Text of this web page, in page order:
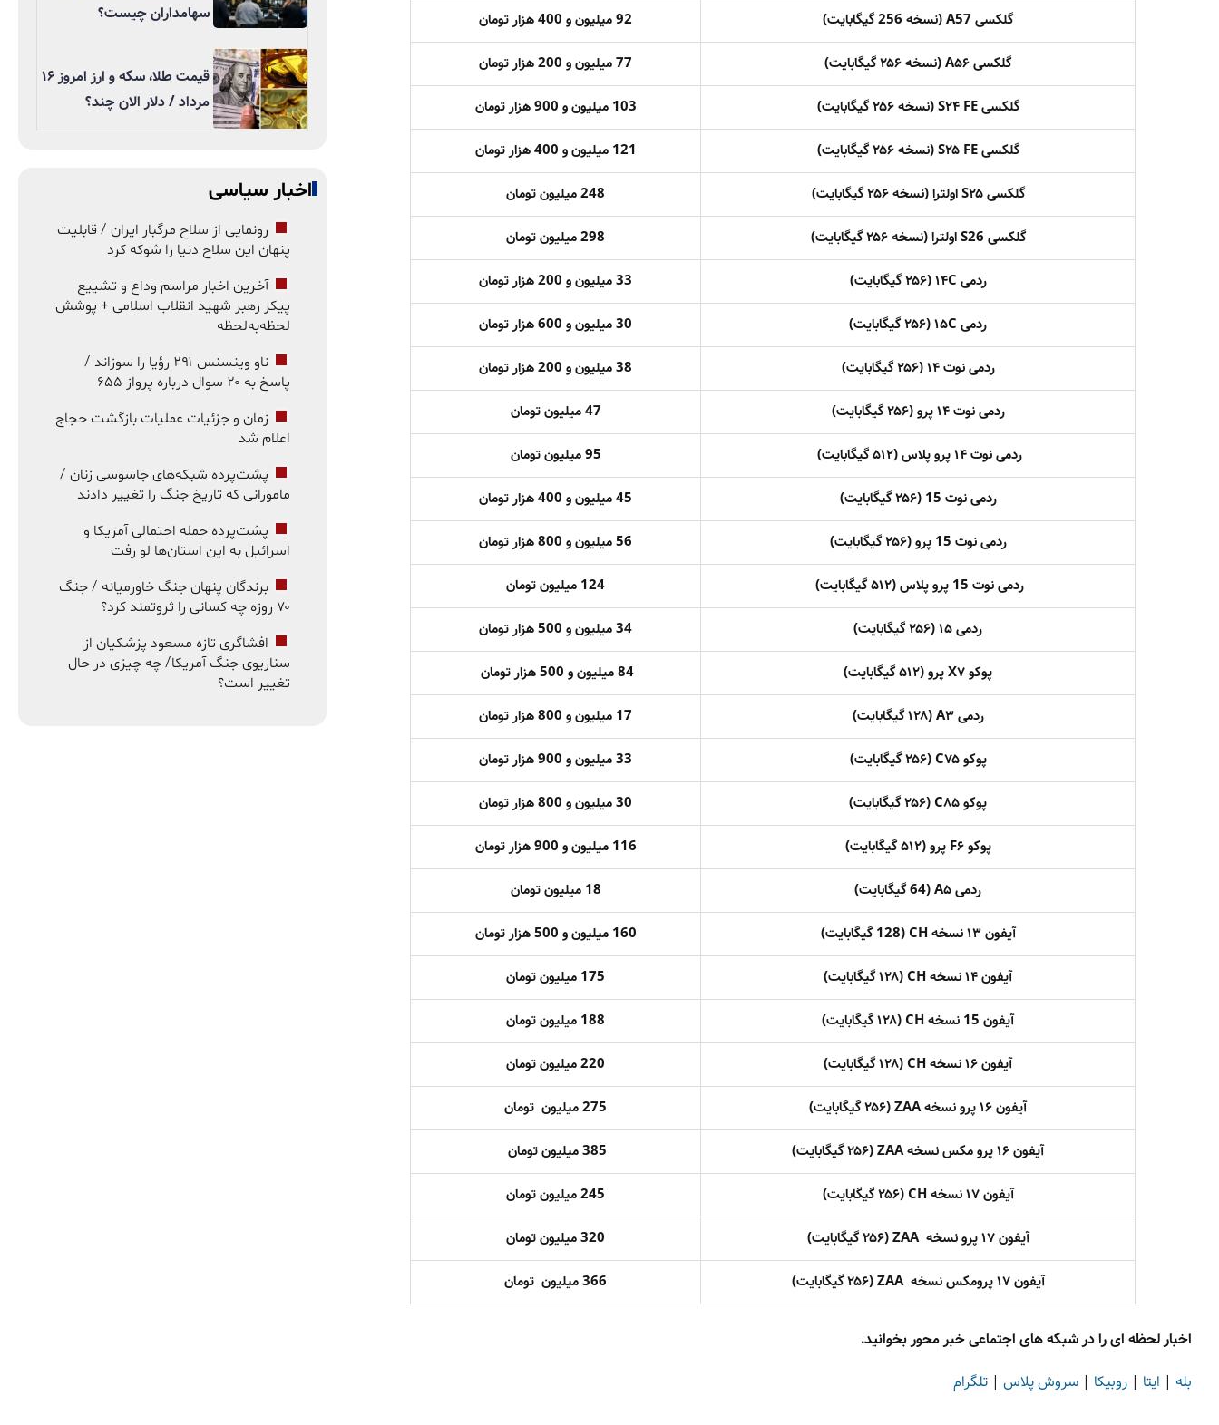
گلکسی A57 (نسخه 256 گیگابایت)
92 میلیون و 400 هزار تومان
گلکسی A۵۶ (نسخه ۲۵۶ گیگابایت)
77 میلیون و 200 هزار تومان
گلکسی S۲۴ FE (نسخه ۲۵۶ گیگابایت)
103 میلیون و 900 هزار تومان
گلکسی S۲۵ FE (نسخه ۲۵۶ گیگابایت)
121 میلیون و 400 هزار تومان
گلکسی S۲۵ اولترا (نسخه ۲۵۶ گیگابایت)
248 میلیون تومان
گلکسی S26 اولترا (نسخه ۲۵۶ گیگابایت)
298 میلیون تومان
ردمی ۱۴C (۲۵۶ گیگابایت)
33 میلیون و 200 هزار تومان
ردمی ۱۵C (۲۵۶ گیگابایت)
30 میلیون و 600 هزار تومان
ردمی نوت ۱۴ (۲۵۶ گیگابایت)
38 میلیون و 200 هزار تومان
ردمی نوت ۱۴ پرو (۲۵۶ گیگابایت)
47 میلیون تومان
ردمی نوت ۱۴ پرو پلاس (۵۱۲ گیگابایت)
95 میلیون تومان
ردمی نوت 15 (۲۵۶ گیگابایت)
45 میلیون و 400 هزار تومان
ردمی نوت 15 پرو (۲۵۶ گیگابایت)
56 میلیون و 800 هزار تومان
ردمی نوت 15 پرو پلاس (۵۱۲ گیگابایت)
124 میلیون تومان
ردمی ۱۵ (۲۵۶ گیگابایت)
34 میلیون و 500 هزار تومان
پوکو X۷ پرو (۵۱۲ گیگابایت)
84 میلیون و 500 هزار تومان
ردمی A۳ (۱۲۸ گیگابایت)
17 میلیون و 800 هزار تومان
پوکو C۷۵ (۲۵۶ گیگابایت)
33 میلیون و 900 هزار تومان
پوکو C۸۵ (۲۵۶ گیگابایت)
30 میلیون و 800 هزار تومان
پوکو F۶ پرو (۵۱۲ گیگابایت)
116 میلیون و 900 هزار
تومان
ردمی A۵ (64 گیگابایت)
18 میلیون تومان
آیفون ۱۳ نسخه CH (128 گیگابایت)
160 میلیون و 500 هزار تومان
آیفون ۱۴ نسخه CH (۱۲۸ گیگابایت)
175 میلیون تومان
آیفون 15 نسخه CH (۱۲۸ گیگابایت)
188 میلیون تومان
آیفون ۱۶ نسخه CH (۱۲۸ گیگابایت)
220 میلیون تومان
آیفون ۱۶ پرو نسخه ZAA (۲۵۶ گیگابایت)
275 میلیون تومان
آیفون ۱۶ پرو مکس نسخه ZAA (۲۵۶ گیگابایت)
385 میلیون تومان
آیفون ۱۷ نسخه CH (۲۵۶ گیگابایت)
245میلیون تومان
آیفون ۱۷ پرو نسخه ZAA (۲۵۶ گیگابایت)
320 میلیون تومان
آیفون ۱۷ پرومکس نسخه ZAA (۲۵۶ گیگابایت)
366 میلیون تومان
اخبار لحظه ای را در شبکه های اجتماعی خبر محور بخوانید.
بله | ایتا | روبیکا | سروش پلاس | تلگرام
سهامداران چیست؟
قیمت طلا، سکه و ارز امروز ۱۶
مرداد / دلار الان چند؟
اخبار سیاسی
رونمایی از سلاح مرگبار ایران / قابلیت
پنهان این سلاح دنیا را شوکه کرد
آخرین اخبار مراسم وداع و تشییع
پیکر رهبر شهید انقلاب اسلامی + پوشش
لحظه‌به‌لحظه
ناو وینسنس ۲۹۱ رؤیا را سوزاند /
پاسخ به ۲۰ سوال درباره پرواز ۶۵۵
زمان و جزئیات عملیات بازگشت حجاج
اعلام شد
پشت‌پرده شبکه‌های جاسوسی زنان /
مامورانی که تاریخ جنگ را تغییر دادند
پشت‌پرده حمله احتمالی آمریکا و
اسرائیل به این استان‌ها لو رفت
برندگان پنهان جنگ خاورمیانه / جنگ
۷۰ روزه چه کسانی را ثروتمند کرد؟
افشاگری تازه مسعود پزشکیان از
سناریوی جنگ آمریکا/ چه چیزی در حال
تغییر است؟